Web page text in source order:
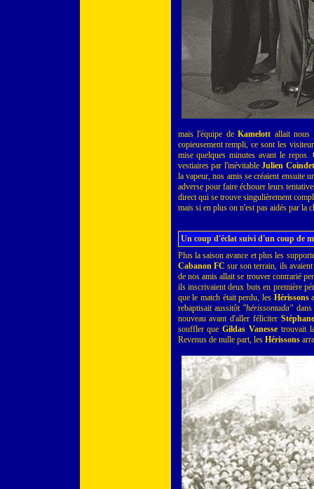
mais l'équipe deKamelott allait nous
copieusement rempli, ce sont les
mise quelques minutes avant le
vestiaires par l'inévitable Julien Coindet
la vapeur, nos amis se créaient ensuite
adverse pour faire échouer leurs
direct qui se trouve singulièrement
mais si en plus on n'est pas aidés par la
Un coup d'éclat suivi d'un coup de
Plus la saison avance et plus les
Cabanon FC sur son terrain, ils
de nos amis allait se trouver contrarié
ils inscrivaient deux buts en première
que le match était perdu, les Hérissons
rebaptisait aussitôt "hérissontada"
nouveau avant d'aller féliciter
souffler queGildas Vanesse trouvait
Revenus de nulle part, les Hérissons